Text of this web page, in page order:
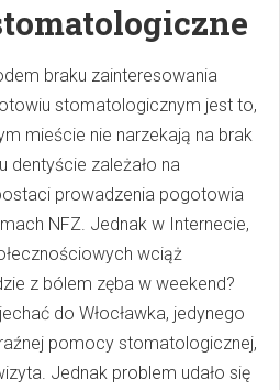
braku zainteresowania
stomatologicznym jest to,
mieście nie narzekają na brak
dentyście zależało na
prowadzenia pogotowia
NFZ. Jednak w Internecie,
wciąż
z bólem zęba w weekend?
do Włocławka, jedynego
pomocy stomatologicznej,
Jednak problem udało się